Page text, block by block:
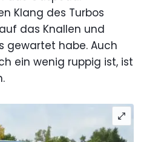
Klang des Turbos
das Knallen und
gewartet habe. Auch
ein wenig ruppig ist, ist